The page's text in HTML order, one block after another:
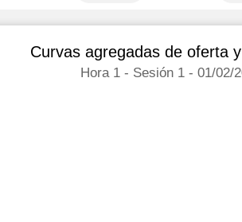
Curvas agregadas de oferta
Hora 1 - Sesión 1 - 01/02/